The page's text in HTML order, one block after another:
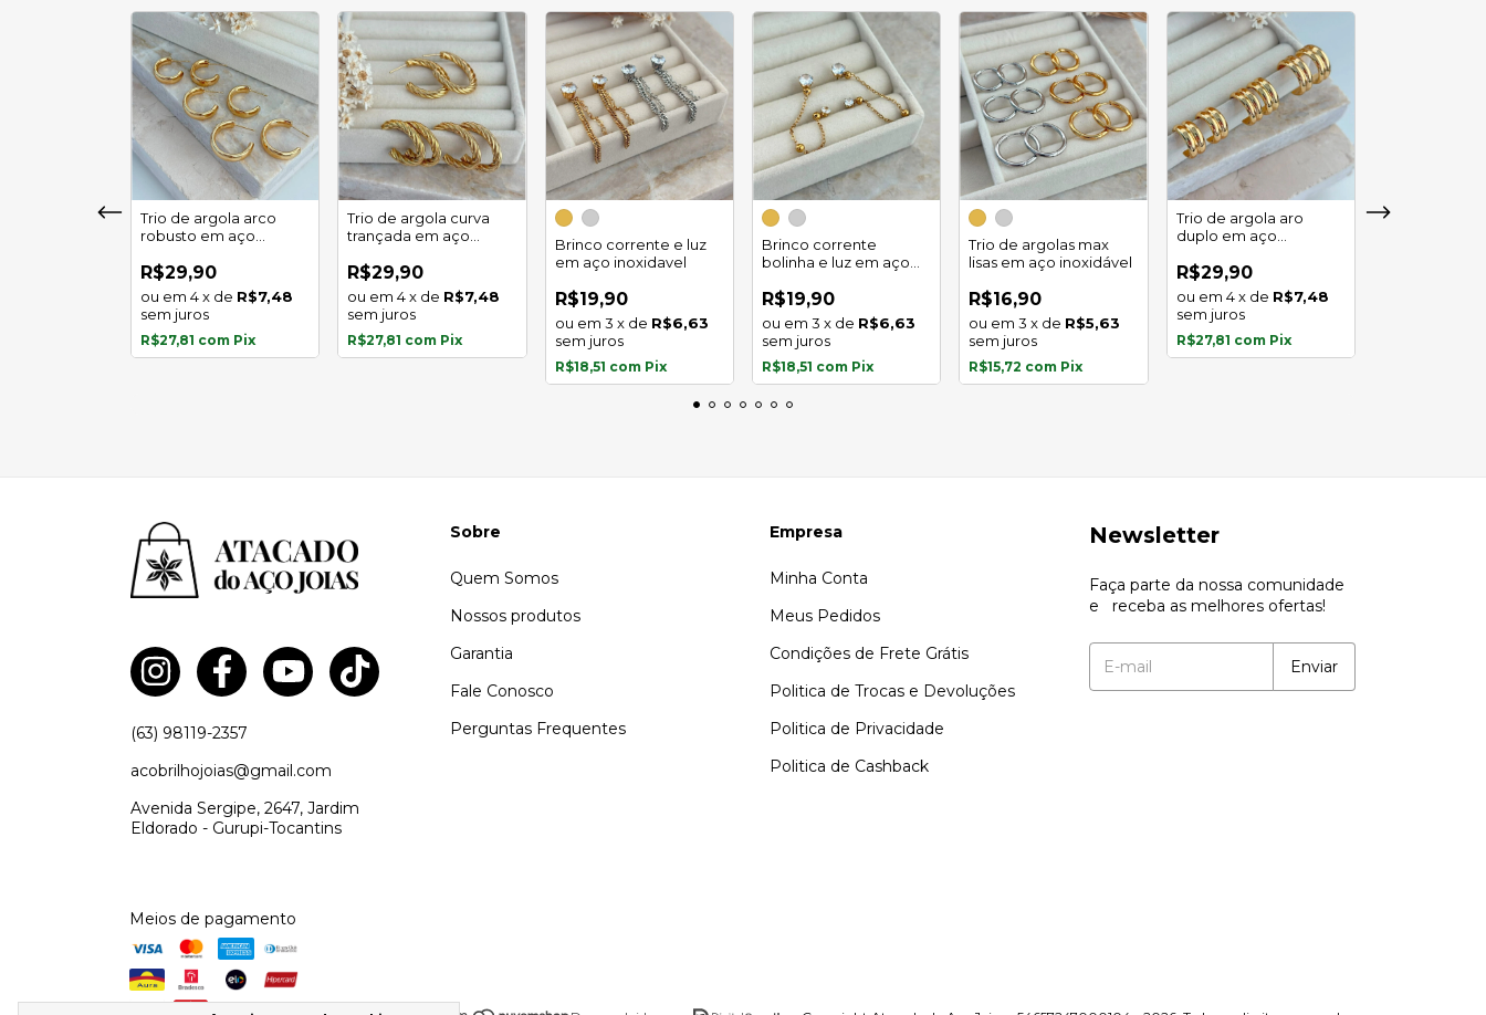
Trio de argola arco
robusto em aço
R$29,90
4x de R$7,48
sem juros
R$27,81 com Pix
Trio de argola curva
trançada em aço
R$29,90
4 x de R$7,48
sem juros
R$27,81 com Pix
Brinco corrente e luz
em aço inoxidavel
R$19,90
3 x de R$6,63
sem juros
R$18,51 com Pix
Brinco corrente
bolinha e luz em aço
R$19,90
3 x de R$6,63
sem juros
R$18,51 com Pix
Trio de argolas max
lisas em aço inoxidável
R$16,90
3 x de R$5,63
sem juros
R$15,72 com Pix
Trio de argola aro
duplo em aço
R$29,90
4 x de R$7,48
sem juros
R$27,81 com Pix
(63) 98119-2357
acobrilhojoias@gmail.com
Avenida Sergipe, 2647, Jardim
Eldorado - Gurupi-Tocantins
Sobre
Quem Somos
Nossos produtos
Garantia
Fale Conosco
Perguntas Frequentes
Empresa
Minha Conta
Meus Pedidos
Condições de Frete Grátis
Politica de Trocas e Devoluções
Politica de Privacidade
Politica de Cashback
Newsletter
Faça parte da nossa comunidade
e receba as melhores ofertas!
Meios de pagamento